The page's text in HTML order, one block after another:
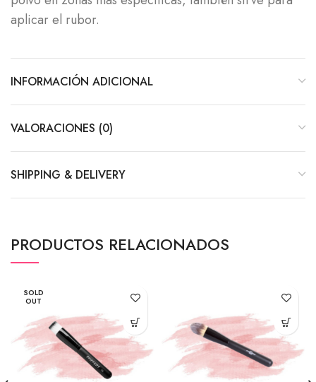
aplicar el rubor.
INFORMACIÓN ADICIONAL
VALORACIONES (0)
SHIPPING & DELIVERY
PRODUCTOS RELACIONADOS
SOLD
OUT